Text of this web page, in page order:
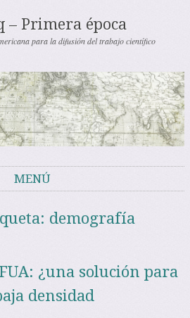
– Primera época
para la difusión del trabajo científico
MENÚ
demografía
¿una solución para
densidad